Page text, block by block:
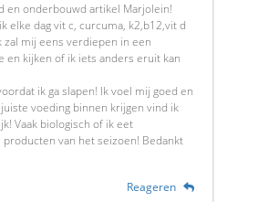
en onderbouwd artikel Marjolein!
elke dag vit c, curcuma, k2,b12,vit d
zal mij eens verdiepen in een
en kijken of ik iets anders eruit kan
ik ga slapen! Ik voel mij goed en
voeding binnen krijgen vind ik
Vaak biologisch of ik eet
producten van het seizoen! Bedankt
Reageren